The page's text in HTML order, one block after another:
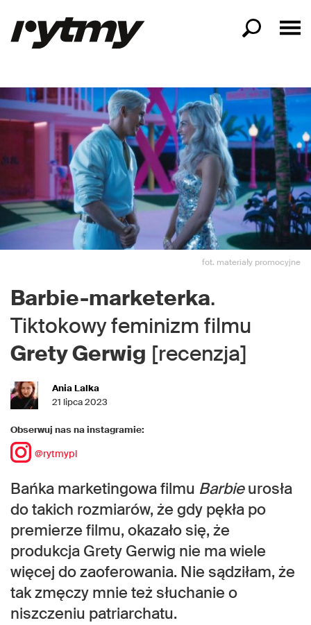
fot. materiały promocyjne
Barbie-marketerka.
Tiktokowy feminizm filmu
Grety Gerwig [recenzja]
Ania Lalka
21 lipca 2023
Obserwuj nas na instagramie:
@rytmypl
Bańka marketingowa filmu Barbieurosła
do takich rozmiarów, że gdy pękła po
premierze filmu, okazało się, że
produkcja Grety Gerwig nie ma wiele
więcej do zaoferowania. Nie sądziłam, że
tak zmęczy mnie też słuchanie o
niszczeniu patriarchatu.